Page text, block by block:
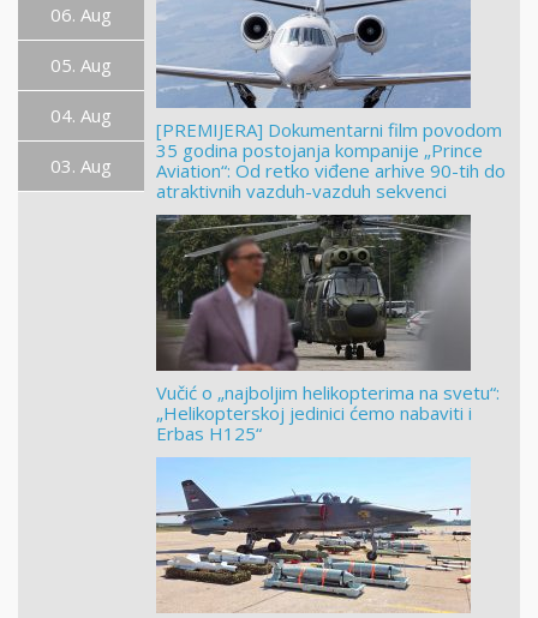
06. Aug
05. Aug
04. Aug
03. Aug
[PREMIJERA] Dokumentarni film povodom
35 godina postojanja kompanije „Prince
Aviation“: Od retko viđene arhive 90-tih do
atraktivnih vazduh-vazduh sekvenci
Vučić o „najboljim helikopterima na svetu“:
„Helikopterskoj jedinici ćemo nabaviti i
Erbas H125“